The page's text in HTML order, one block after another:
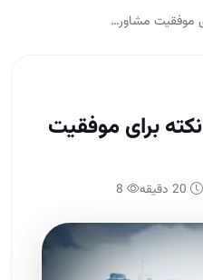
آموزش املاک | 30 نکته برای موفقیت